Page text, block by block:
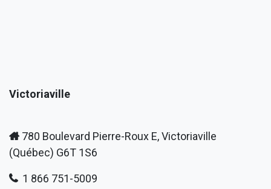
Victoriaville
780 Boulevard Pierre-Roux E, Victoriaville
(Québec) G6T 1S6
1 866 751-5009